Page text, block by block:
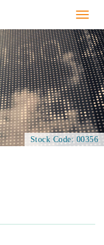
Stock Code: 00356